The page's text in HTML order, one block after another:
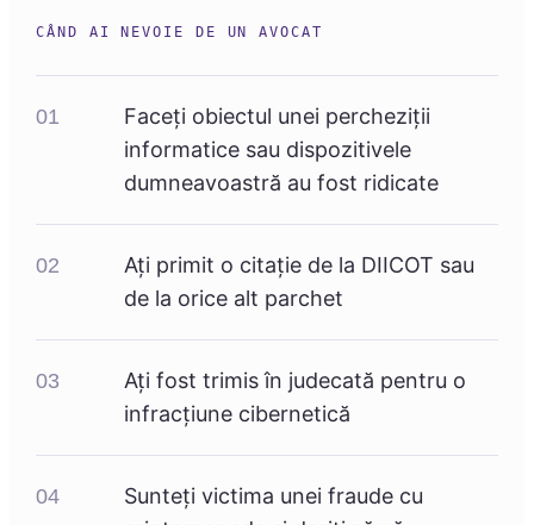
CÂND AI NEVOIE DE UN AVOCAT
01
Faceți obiectul unei percheziții
informatice sau dispozitivele
dumneavoastră au fost ridicate
02
Ați primit o citație de la DIICOT sau
de la orice alt parchet
03
Ați fost trimis în judecată pentru o
infracțiune cibernetică
04
Sunteți victima unei fraude cu